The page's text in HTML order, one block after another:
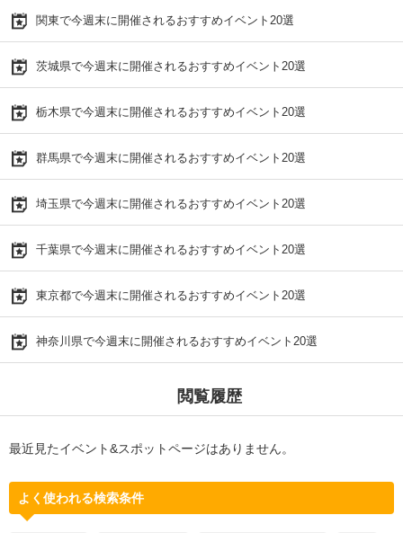
関東で今週末に開催されるおすすめイベント20選
茨城県で今週末に開催されるおすすめイベント20選
栃木県で今週末に開催されるおすすめイベント20選
群馬県で今週末に開催されるおすすめイベント20選
埼玉県で今週末に開催されるおすすめイベント20選
千葉県で今週末に開催されるおすすめイベント20選
東京都で今週末に開催されるおすすめイベント20選
神奈川県で今週末に開催されるおすすめイベント20選
閲覧履歴
最近見たイベント&スポットページはありません。
よく使われる検索条件